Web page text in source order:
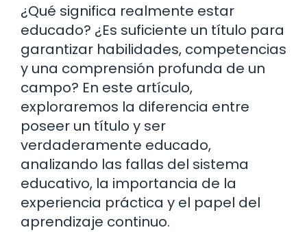
¿Qué significa realmente estar
educado? ¿Es suficiente un título para
garantizar habilidades, competencias
y una comprensión profunda de un
campo? En este artículo,
exploraremos la diferencia entre
poseer un título y ser
verdaderamente educado,
analizando las fallas del sistema
educativo, la importancia de la
experiencia práctica y el papel del
aprendizaje continuo.